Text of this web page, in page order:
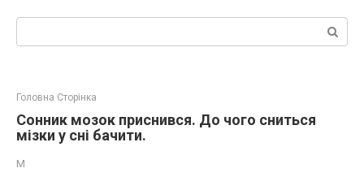
Пошук:
Головна Сторінка
Сонник мозок приснився. До чого сниться
мізки у сні бачити.
М